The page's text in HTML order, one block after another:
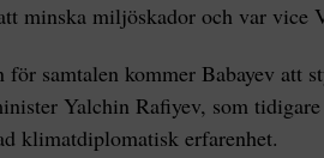
minska miljöskador och var vice
för samtalen kommer Babayev att
Yalchin Rafiyev, som
klimatdiplomatisk erfarenhet.